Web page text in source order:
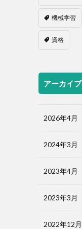
機械学習
資格
アーカイブ
2026年4月
2024年3月
2023年4月
2023年3月
2022年12月